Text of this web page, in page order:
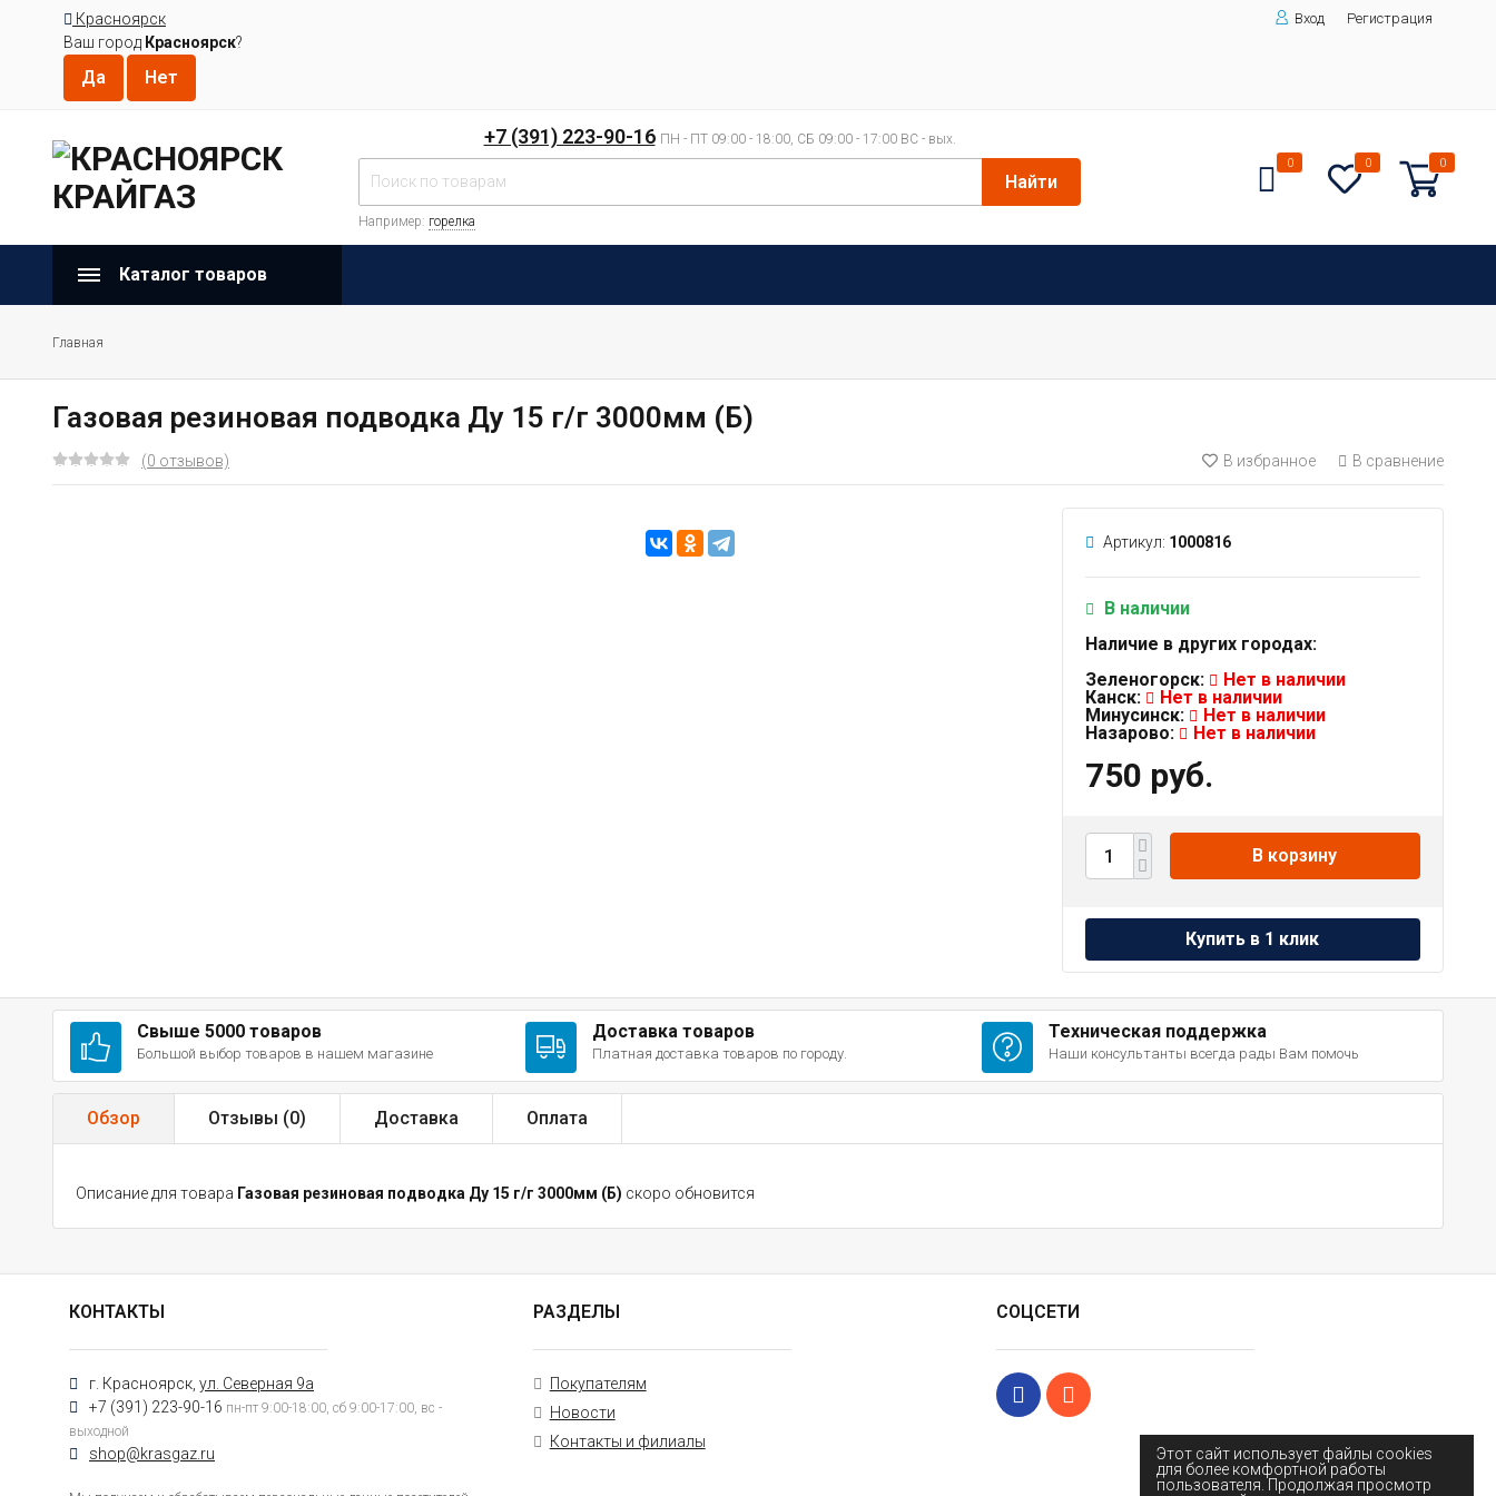
Этот сайт использует файлы cookies
для более комфортной работы
пользователя. Продолжая просмотр
Красноярск
Ваш город Красноярск?
Вход Регистрация
+7 (391) 223-90-16 ПН - ПТ 09:00 - 18:00, СБ 09:00 - 17:00 ВС - вых.
Найти
Например: горелка
0 0 0
Каталог товаров
Главная
Газовая резиновая подводка Ду 15 г/г 3000мм (Б)
(0 отзывов) В избранное В сравнение
Артикул: 1000816
В наличии
Наличие в других городах:
Зеленогорск:
Нет в наличии
Канск:
Нет в наличии
Минусинск:
Нет в наличии
Назарово:
Нет в наличии
750 руб.
В корзину
Свыше 5000 товаров
Большой выбор товаров в нашем магазине
Доставка товаров
Платная доставка товаров по городу.
Техническая поддержка
Наши консультанты всегда рады Вам помочь
Обзор Отзывы (0) Доставка Оплата
Описание для товара Газовая резиновая подводка Ду 15 г/г 3000мм (Б) скоро обновится
КОНТАКТЫ
г. Красноярск, ул. Северная 9а
+7 (391) 223-90-16 пн-пт 9:00-18:00, сб 9:00-17:00, вс -
выходной
shop@krasgaz.ru
РАЗДЕЛЫ
Покупателям
Новости
Контакты и филиалы
СОЦСЕТИ